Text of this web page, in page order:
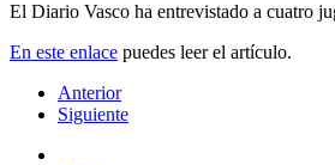
El Diario Vasco ha entrevistado a cuatro
En este enlace puedes leer el artículo.
Anterior
Siguiente